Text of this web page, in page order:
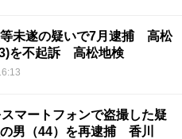
未遂の疑いで7月逮捕 高松
を不起訴 高松地検
マートフォンで盗撮した疑
男（44）を再逮捕 香川